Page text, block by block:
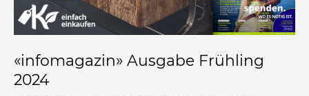
«infomagazin» Ausgabe Frühling
2024